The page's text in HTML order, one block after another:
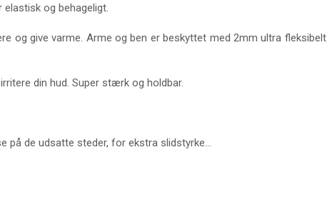
og behageligt.
og give varme. Arme og ben er beskyttet med 2mm ultra fleksibelt
din hud. Super stærk og holdbar.
de udsatte steder, for ekstra slidstyrke...